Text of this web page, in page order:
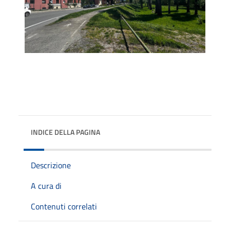
INDICE DELLA PAGINA
Descrizione
A cura di
Contenuti correlati